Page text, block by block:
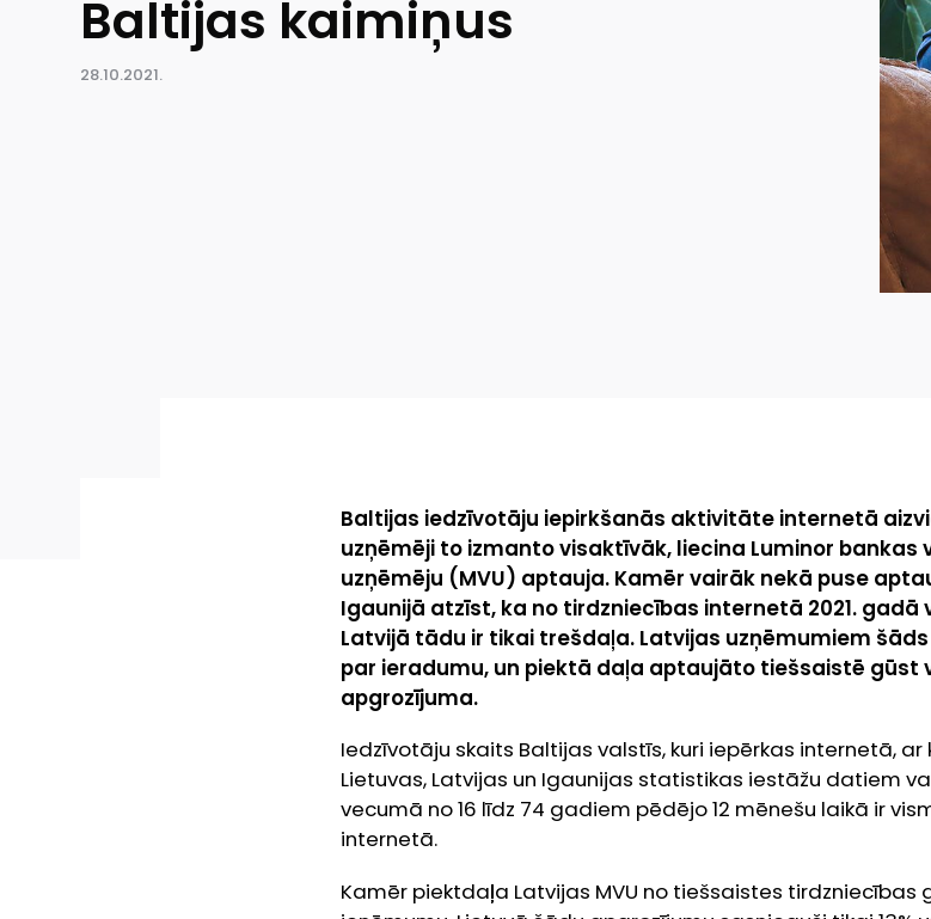
Baltijas kaimiņus
28.10.2021.
Baltijas iedzīvotāju iepirkšanās aktivitāte internetā
uzņēmēji to izmanto visaktīvāk, liecina Luminor bankas
uzņēmēju (MVU) aptauja. Kamēr vairāk nekā puse
Igaunijā atzīst, ka no tirdzniecības internetā 2021. gadā
Latvijā tādu ir tikai trešdaļa. Latvijas uzņēmumiem
par ieradumu, un piektā daļa aptaujāto tiešsaistē gūst
apgrozījuma.
Iedzīvotāju skaits Baltijas valstīs, kuri iepērkas internetā,
Lietuvas, Latvijas un Igaunijas statistikas iestāžu datiem
vecumā no 16 līdz 74 gadiem pēdējo 12 mēnešu laikā ir
internetā.
Kamēr piektdaļa Latvijas MVU no tiešsaistes tirdzniecības